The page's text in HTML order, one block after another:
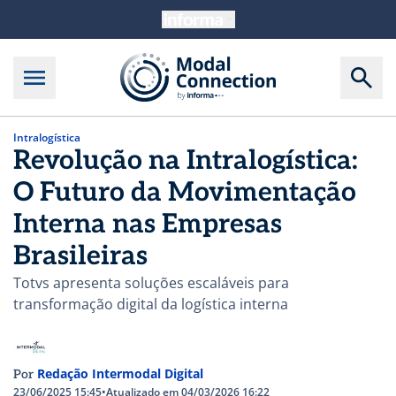
Intralogística
Revolução na Intralogística:
O Futuro da Movimentação
Interna nas Empresas
Brasileiras
Totvs apresenta soluções escaláveis para
transformação digital da logística interna
Por Redação Intermodal Digital
23/06/2025 15:45•Atualizado em 04/03/2026 16:22